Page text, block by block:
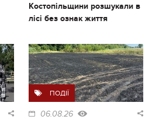
Костопільщини розшукали в
лісі без ознак життя
ПОДІЇ
06.08.26